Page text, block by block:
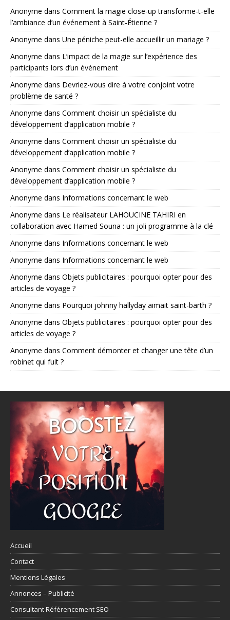
Anonyme dans Comment la magie close-up transforme-t-elle
l’ambiance d’un événement à Saint-Étienne ?
Anonyme dans Une péniche peut-elle accueillir un mariage ?
Anonyme dans L’impact de la magie sur l’expérience des
participants lors d’un événement
Anonyme dans Devriez-vous dire à votre conjoint votre
problème de santé ?
Anonyme dans Comment choisir un spécialiste du
développement d’application mobile ?
Anonyme dans Comment choisir un spécialiste du
développement d’application mobile ?
Anonyme dans Comment choisir un spécialiste du
développement d’application mobile ?
Anonyme dans Informations concernant le web
Anonyme dans Le réalisateur LAHOUCINE TAHIRI en
collaboration avec Hamed Souna : un joli programme à la clé
Anonyme dans Informations concernant le web
Anonyme dans Informations concernant le web
Anonyme dans Objets publicitaires : pourquoi opter pour des
articles de voyage ?
Anonyme dans Pourquoi johnny hallyday aimait saint-barth ?
Anonyme dans Objets publicitaires : pourquoi opter pour des
articles de voyage ?
Anonyme dans Comment démonter et changer une tête d’un
robinet qui fuit ?
Accueil
Contact
Mentions Légales
Annonces – Publicité
Consultant Référencement SEO